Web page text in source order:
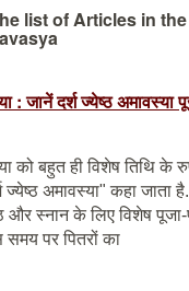
list of Articles in
: जानें दर्श ज्येष्ठ अमावस्या
को बहुत ही विशेष तिथि के
ज्येष्ठ अमावस्या" कहा जाता
और स्नान के लिए विशेष
समय पर पितरों का